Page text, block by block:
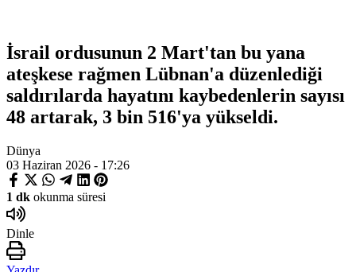
İsrail ordusunun 2 Mart'tan bu yana
ateşkese rağmen Lübnan'a düzenlediği
saldırılarda hayatını kaybedenlerin sayısı
48 artarak, 3 bin 516'ya yükseldi.
Dünya
03 Haziran 2026 - 17:26
1 dk okunma süresi
Dinle